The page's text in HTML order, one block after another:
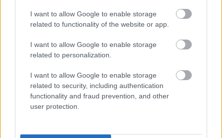
I want to allow Google to enable storage
related to functionality of the website or app.
I want to allow Google to enable storage
related to personalization.
I want to allow Google to enable storage
related to security, including authentication
functionality and fraud prevention, and other
user protection.
AC MilanvsManchester United2026-08-15 18:00
ELŐZŐ MÉRKŐZÉSEK
Támogatás